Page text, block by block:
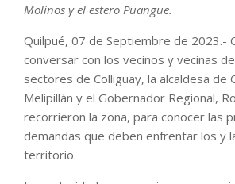
Molinos y el estero Puangue.
Quilpué, 07 de Septiembre de 2023.-
conversar con los vecinos y vecinas
sectores de Colliguay, la alcaldesa de
Melipillán y el Gobernador Regional,
recorrieron la zona, para conocer las
demandas que deben enfrentar los y
territorio.